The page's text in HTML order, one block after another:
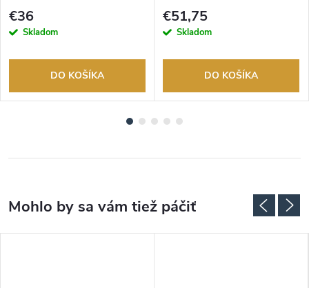
tovaru. Autorizovaný predajca.
€36
Skladom
DO KOŠÍKA
tovaru. Autorizovaný predajca.
€51,75
Skladom
DO KOŠÍKA